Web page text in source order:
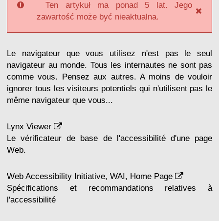
Ten artykuł ma ponad 5 lat. Jego
zawartość może być nieaktualna.
Le navigateur que vous utilisez n'est pas le seul
navigateur au monde. Tous les internautes ne sont pas
comme vous. Pensez aux autres. A moins de vouloir
ignorer tous les visiteurs potentiels qui n'utilisent pas le
même navigateur que vous...
Lynx Viewer
Le vérificateur de base de l'accessibilité d'une page
Web.
Web Accessibility Initiative, WAI, Home Page
Spécifications et recommandations relatives à
l'accessibilité